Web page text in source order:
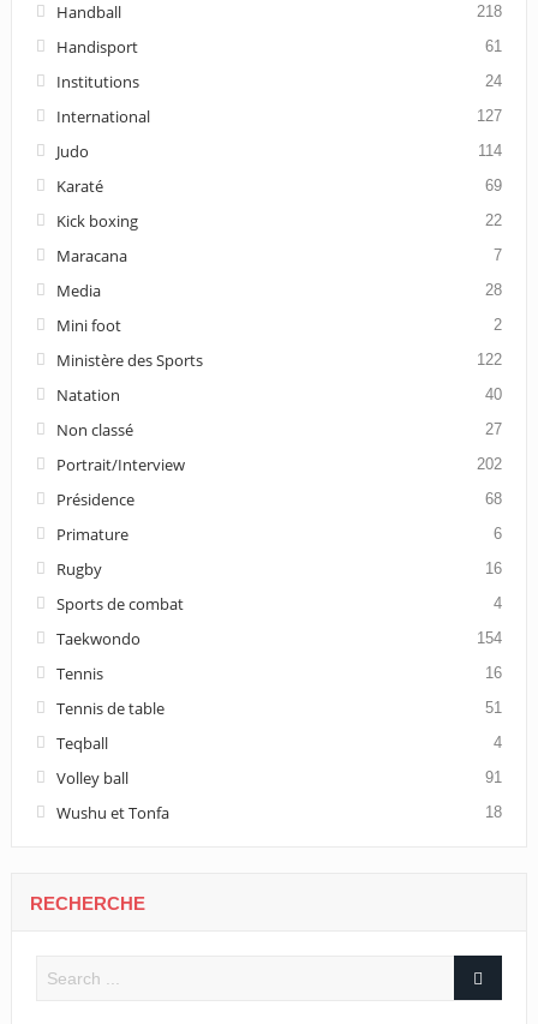
Handball 218
Handisport 61
Institutions 24
International 127
Judo 114
Karaté 69
Kick boxing 22
Maracana 7
Media 28
Mini foot 2
Ministère des Sports 122
Natation 40
Non classé 27
Portrait/Interview 202
Présidence 68
Primature 6
Rugby 16
Sports de combat 4
Taekwondo 154
Tennis 16
Tennis de table 51
Teqball 4
Volley ball 91
Wushu et Tonfa 18
RECHERCHE